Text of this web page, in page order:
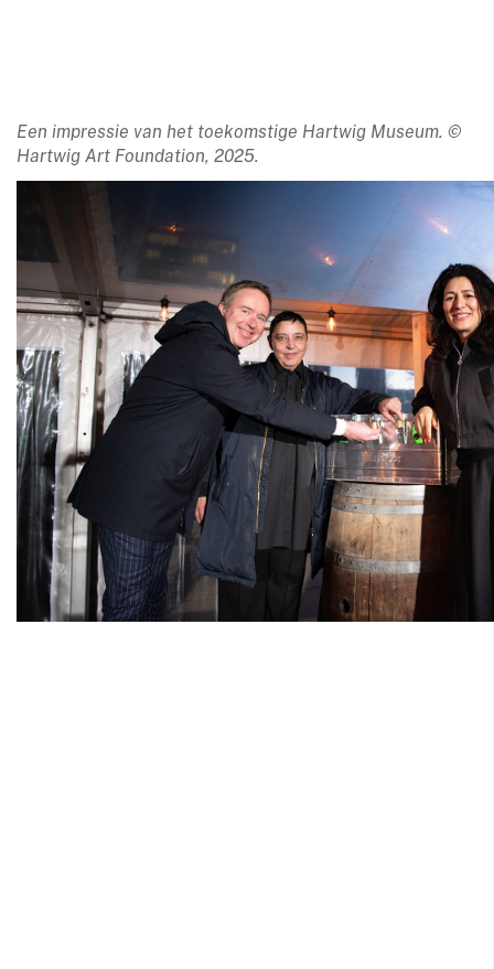
Een impressie van het toekomstige Hartwig Museum. ©
Hartwig Art Foundation, 2025.